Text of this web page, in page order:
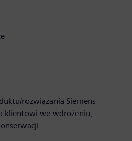
rozwiązania Siemens
klientowi we wdrożeniu,